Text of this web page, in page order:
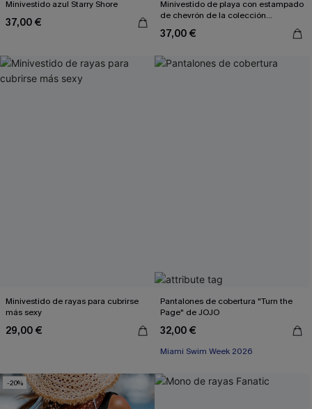
Minivestido azul Starry Shore
37,00 €
Minivestido de playa con estampado
de chevrón de la colección
37,00 €
Minivestido de rayas para cubrirse
más sexy
29,00 €
Pantalones de cobertura "Turn the
Page" de JOJO
32,00 €
Miami Swim Week 2026
-20%